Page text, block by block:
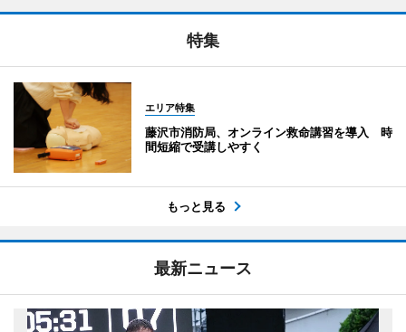
特集
エリア特集
藤沢市消防局、オンライン救命講習を導入 時
間短縮で受講しやすく
もっと見る
最新ニュース